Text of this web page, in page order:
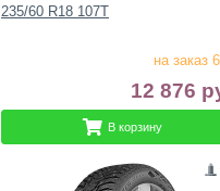
235/60 R18 107T
на заказ
12 876
В корзину